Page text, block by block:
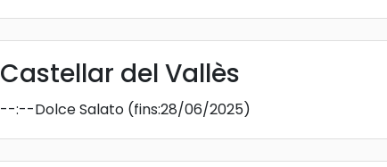
Castellar del Vallès
--:--Dolce Salato (fins:28/06/2025)